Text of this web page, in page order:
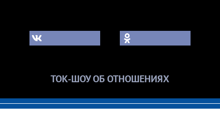
ТОК-ШОУ ОБ ОТНОШЕНИЯХ